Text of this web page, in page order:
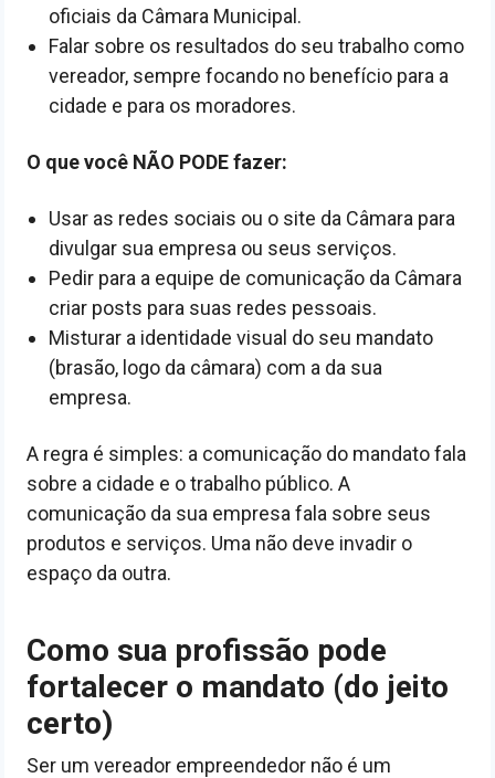
oficiais da Câmara Municipal.
Falar sobre os resultados do seu trabalho como
vereador, sempre focando no benefício para a
cidade e para os moradores.
O que você NÃO PODE fazer:
Usar as redes sociais ou o site da Câmara para
divulgar sua empresa ou seus serviços.
Pedir para a equipe de comunicação da Câmara
criar posts para suas redes pessoais.
Misturar a identidade visual do seu mandato
(brasão, logo da câmara) com a da sua
empresa.
A regra é simples: a comunicação do mandato fala
sobre a cidade e o trabalho público. A
comunicação da sua empresa fala sobre seus
produtos e serviços. Uma não deve invadir o
espaço da outra.
Como sua profissão pode
fortalecer o mandato (do jeito
certo)
Ser um vereador empreendedor não é um